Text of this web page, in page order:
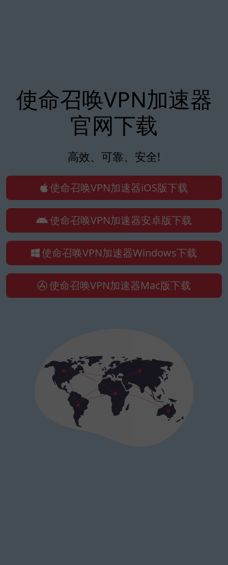
使命召唤VPN加速器
官网下载
高效、可靠、安全!
使命召唤VPN加速器iOS版下载
使命召唤VPN加速器安卓版下载
使命召唤VPN加速器Windows下载
使命召唤VPN加速器Mac版下载